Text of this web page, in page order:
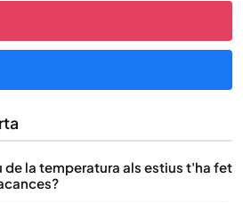
de la temperatura als estius t'ha fet